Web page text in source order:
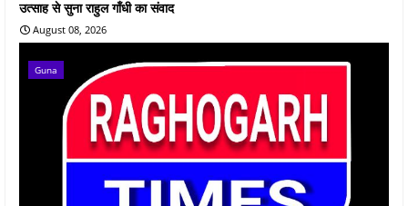
उत्साह से सुना राहुल गाँधी का संवाद
August 08, 2026
Guna